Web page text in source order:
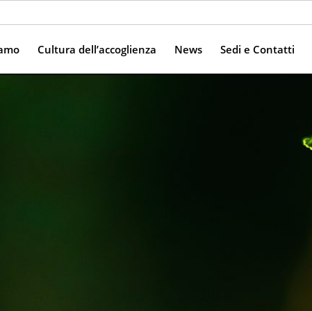
Cultura dell’accoglienza News Sedi e Contatti